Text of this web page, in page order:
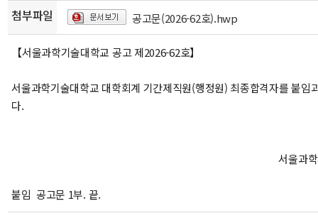
첨부파일 공고문(2026-62호).hwp
【서울과학기술대학교 공고 제2026-62호】
서울과학기술대학교 대학회계 기간제직원(행정원) 최종합격자를 붙임
다.
서울과
붙임 공고문 1부. 끝.